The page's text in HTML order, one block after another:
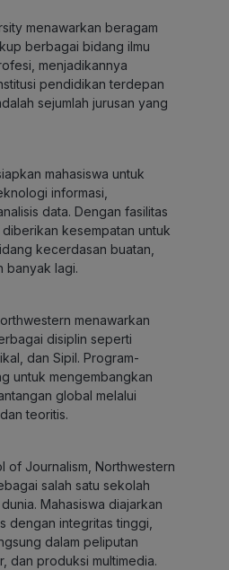
menawarkan beragam
berbagai bidang ilmu
menjadikannya
pendidikan terdepan
sejumlah jurusan yang
mahasiswa untuk
informasi,
data. Dengan fasilitas
kesempatan untuk
kecerdasan buatan,
banyak lagi.
menawarkan
disiplin seperti
dan Sipil. Program-
untuk mengembangkan
global melalui
teoritis.
of Journalism, Northwestern
salah satu sekolah
Mahasiswa diajarkan
dengan integritas tinggi,
dalam peliputan
dan produksi multimedia.